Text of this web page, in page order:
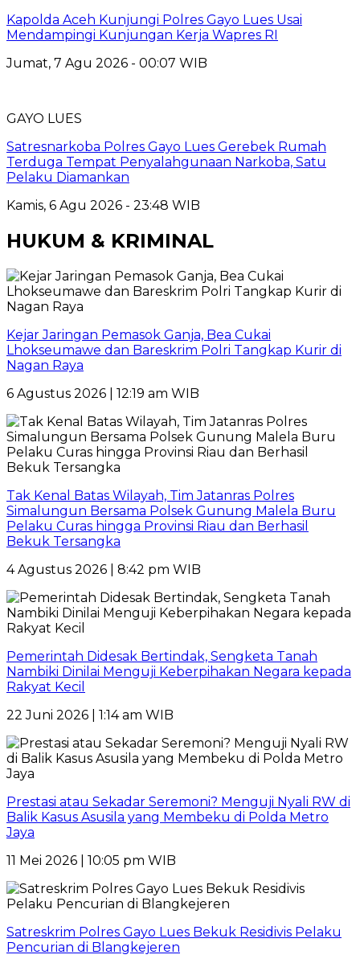
Kapolda Aceh Kunjungi Polres Gayo Lues Usai
Mendampingi Kunjungan Kerja Wapres RI
Jumat, 7 Agu 2026 - 00:07 WIB
GAYO LUES
Satresnarkoba Polres Gayo Lues Gerebek Rumah
Terduga Tempat Penyalahgunaan Narkoba, Satu
Pelaku Diamankan
Kamis, 6 Agu 2026 - 23:48 WIB
HUKUM & KRIMINAL
Kejar Jaringan Pemasok Ganja, Bea Cukai
Lhokseumawe dan Bareskrim Polri Tangkap Kurir di
Nagan Raya
6 Agustus 2026 | 12:19 am WIB
Tak Kenal Batas Wilayah, Tim Jatanras Polres
Simalungun Bersama Polsek Gunung Malela Buru
Pelaku Curas hingga Provinsi Riau dan Berhasil
Bekuk Tersangka
4 Agustus 2026 | 8:42 pm WIB
Pemerintah Didesak Bertindak, Sengketa Tanah
Nambiki Dinilai Menguji Keberpihakan Negara kepada
Rakyat Kecil
22 Juni 2026 | 1:14 am WIB
Prestasi atau Sekadar Seremoni? Menguji Nyali RW di
Balik Kasus Asusila yang Membeku di Polda Metro
Jaya
11 Mei 2026 | 10:05 pm WIB
Satreskrim Polres Gayo Lues Bekuk Residivis Pelaku
Pencurian di Blangkejeren